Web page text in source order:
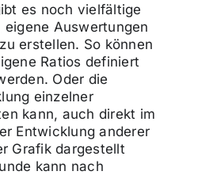
es noch vielfältige
Auswertungen
erstellen. So können
Ratios definiert
Oder die
einzelner
kann, auch direkt im
Entwicklung anderer
Grafik dargestellt
kann nach